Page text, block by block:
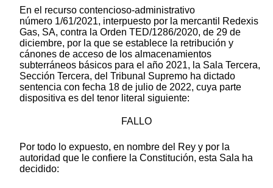
En el recurso contencioso-administrativo
número 1/61/2021, interpuesto por la mercantil Redexis
Gas, SA, contra la Orden TED/1286/2020, de 29 de
diciembre, por la que se establece la retribución y
cánones de acceso de los almacenamientos
subterráneos básicos para el año 2021, la Sala Tercera,
Sección Tercera, del Tribunal Supremo ha dictado
sentencia con fecha 18 de julio de 2022, cuya parte
dispositiva es del tenor literal siguiente:
FALLO
Por todo lo expuesto, en nombre del Rey y por la
autoridad que le confiere la Constitución, esta Sala ha
decidido: